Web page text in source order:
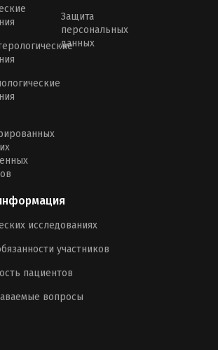
Защита
персональных
данных
исследованиях
участников
пациентов
вопросы